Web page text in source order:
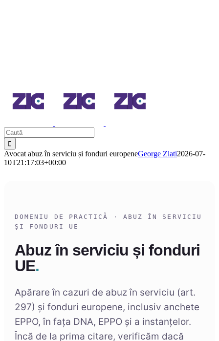
Caută
Avocat abuz în serviciu și fonduri europeneGeorge Zlati2026-07-
10T21:17:03+00:00
DOMENIU DE PRACTICĂ · ABUZ ÎN SERVICIU
ȘI FONDURI UE
Abuz în serviciu și fonduri
UE.
Apărare în cazuri de abuz în serviciu (art.
297) și fonduri europene, inclusiv anchete
EPPO, în fața DNA, EPPO și a instanțelor.
Încă de la prima citare, verificăm dacă